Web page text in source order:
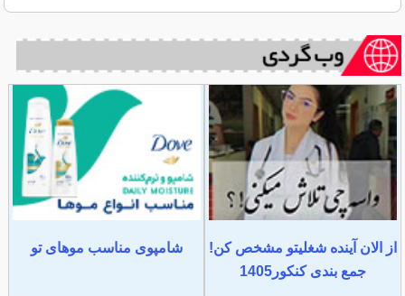
از الان آینده شغلیتو مشخص کن!
جمع بندی کنکور1405
شامپوی مناسب موهای تو